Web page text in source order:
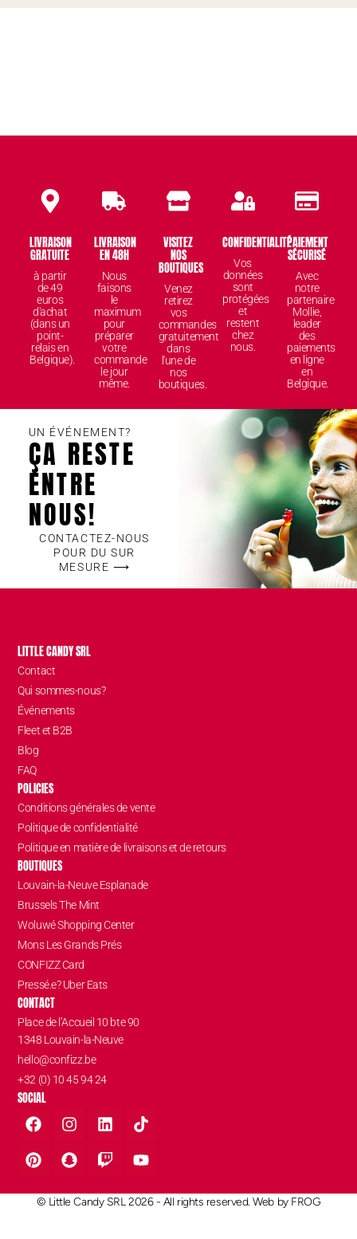
LIVRAISON
GRATUITE
à partir
de 49
euros
d'achat
(dans un
point-
relais en
Belgique).
LIVRAISON
EN 48H
Nous
faisons
le
maximum
pour
préparer
votre
commande
le jour
même.
VISITEZ
NOS
BOUTIQUES
Venez
retirez
vos
commandes
gratuitement
dans
l'une de
nos
boutiques.
CONFIDENTIALITÉ
Vos
données
sont
protégées
et
restent
chez
nous.
PAIEMENT
SÉCURISÉ
Avec
notre
partenaire
Mollie,
leader
des
paiements
en ligne
en
Belgique.
UN ÉVÉNEMENT?
ÇA RESTE
ENTRE
NOUS!
CONTACTEZ-NOUS
POUR DU SUR
MESURE ⟶
LITTLE CANDY SRL
Contact
Qui sommes-nous?
Événements
Fleet et B2B
Blog
FAQ
POLICIES
Conditions générales de vente
Politique de confidentialité
Politique en matière de livraisons et de retours
BOUTIQUES
Louvain-la-Neuve Esplanade
Brussels The Mint
Woluwé Shopping Center
Mons Les Grands Prés
CONFIZZ Card
Pressé.e? Uber Eats
CONTACT
Place de l’Accueil 10 bte 90
1348 Louvain-la-Neuve
hello@confizz.be
+32 (0) 10 45 94 24
SOCIAL
© Little Candy SRL 2026 - All rights reserved. Web by FROG